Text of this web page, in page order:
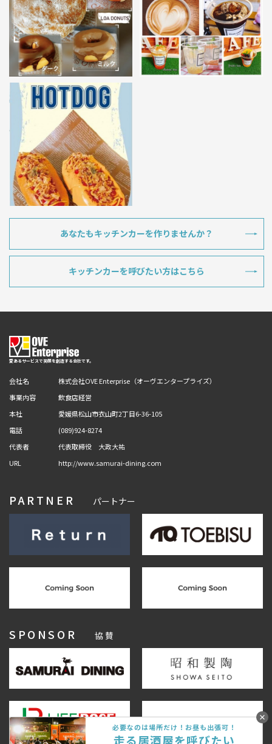
あなたもキッチンカーを作りませんか？
キッチンカーを呼びたい方はこちら
愛あるサービスで笑顔を創造する会社です。
会社名
株式会社OVE Enterprise（オーヴエンタープライズ）
事業内容
飲食店経営
本社
愛媛県松山市衣山町2丁目6-36-105
電話
(089)924-8274
代表者
代表取締役 大政大祐
URL
http://www.samurai-dining.com
PARTNER パートナー
SPONSOR 協 賛
必要なのは場所だけ！お昼も出張可！
走る居酒屋を呼びたい